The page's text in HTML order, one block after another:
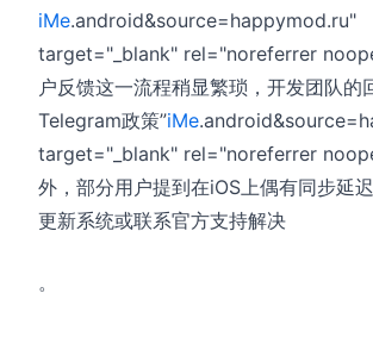
iMe.android&source=happymod.ru"
target="_blank" rel="noreferrer
户反馈这一流程稍显繁琐，开发团队的
Telegram政策”iMe
target="_blank" rel="noreferrer
外，部分用户提到在iOS上偶有同步延
更新系统或联系官方支持解决
。